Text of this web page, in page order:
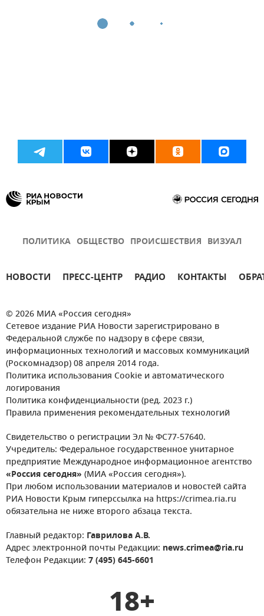
ПОЛИТИКА ОБЩЕСТВО ПРОИСШЕСТВИЯ ВИЗУАЛ
НОВОСТИ ПРЕСС-ЦЕНТР РАДИО КОНТАКТЫ
© 2026 МИА «Россия сегодня»
Сетевое издание РИА Новости зарегистрировано в
Федеральной службе по надзору в сфере связи,
информационных технологий и массовых коммуникаций
(Роскомнадзор) 08 апреля 2014 года.
Политика использования Cookie и автоматического
логирования
Политика конфиденциальности (ред. 2023 г.)
Правила применения рекомендательных технологий
Свидетельство о регистрации Эл № ФС77-57640.
Учредитель: Федеральное государственное унитарное
предприятие Международное информационное агентство
«Россия сегодня» (МИА «Россия сегодня»).
При любом использовании материалов и новостей сайта
РИА Новости Крым гиперссылка на https://crimea.ria.ru
обязательна не ниже второго абзаца текста.
Главный редактор: Гаврилова А.В.
Адрес электронной почты Редакции: news.crimea@ria.ru
Телефон Редакции: 7 (495) 645-6601
18+